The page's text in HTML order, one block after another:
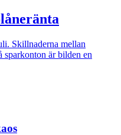
Skillnaderna mellan
sparkonton är bilden en